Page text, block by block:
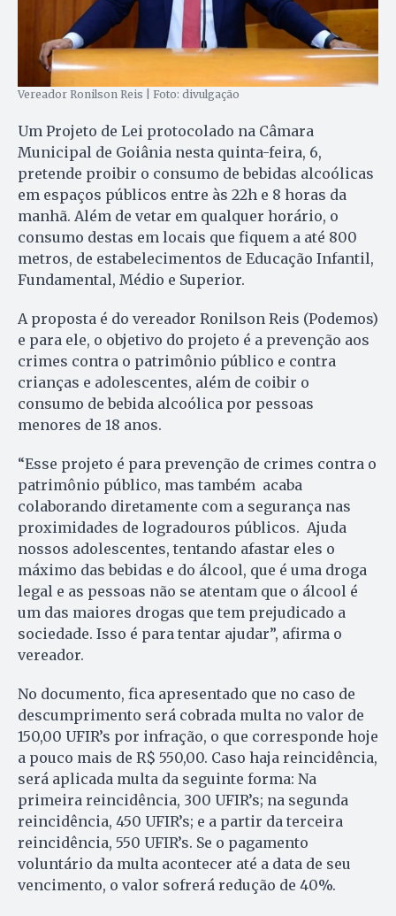
Vereador Ronilson Reis | Foto: divulgação
Um Projeto de Lei protocolado na Câmara
Municipal de Goiânia nesta quinta-feira, 6,
pretende proibir o consumo de bebidas alcoólicas
em espaços públicos entre às 22h e 8 horas da
manhã. Além de vetar em qualquer horário, o
consumo destas em locais que fiquem a até 800
metros, de estabelecimentos de Educação Infantil,
Fundamental, Médio e Superior.
A proposta é do vereador Ronilson Reis (Podemos)
e para ele, o objetivo do projeto é a prevenção aos
crimes contra o patrimônio público e contra
crianças e adolescentes, além de coibir o
consumo de bebida alcoólica por pessoas
menores de 18 anos.
“Esse projeto é para prevenção de crimes contra o
patrimônio público, mas também acaba
colaborando diretamente com a segurança nas
proximidades de logradouros públicos. Ajuda
nossos adolescentes, tentando afastar eles o
máximo das bebidas e do álcool, que é uma droga
legal e as pessoas não se atentam que o álcool é
um das maiores drogas que tem prejudicado a
sociedade. Isso é para tentar ajudar”, afirma o
vereador.
No documento, fica apresentado que no caso de
descumprimento será cobrada multa no valor de
150,00 UFIR’s por infração, o que corresponde hoje
a pouco mais de R$ 550,00. Caso haja reincidência,
será aplicada multa da seguinte forma: Na
primeira reincidência, 300 UFIR’s; na segunda
reincidência, 450 UFIR’s; e a partir da terceira
reincidência, 550 UFIR’s. Se o pagamento
voluntário da multa acontecer até a data de seu
vencimento, o valor sofrerá redução de 40%.